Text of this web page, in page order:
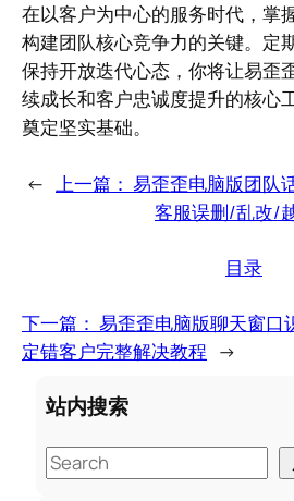
在以客户为中心的服务时代，掌
构建团队核心竞争力的关键。定
保持开放迭代心态，你将让易歪
续成长和客户忠诚度提升的核心
奠定坚实基础。
← 上一篇： 易歪歪电脑版团队
客服误删/乱改/
目录
下一篇： 易歪歪电脑版聊天窗口
定错客户完整解决教程 →
站内搜索
S
e